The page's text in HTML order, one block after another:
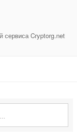
сервиса Cryptorg.net